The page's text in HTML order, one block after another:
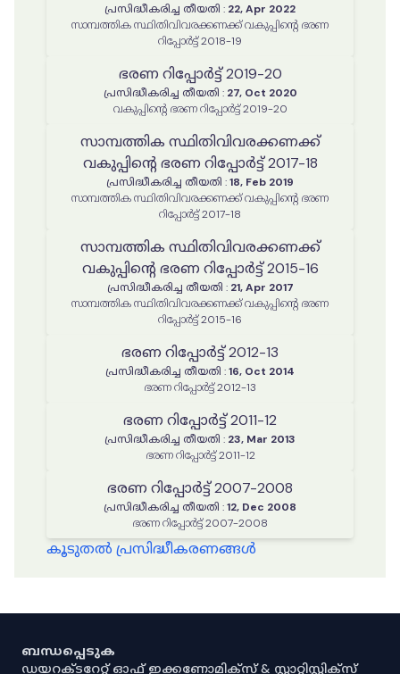
പ്രസിദ്ധീകരിച്ച തീയതി : 22, Apr 2022
സാമ്പത്തിക സ്ഥിതിവിവരക്കണക്ക് വകുപ്പിന്റെ ഭരണ
റിപ്പോർട്ട് 2018-19
ഭരണ റിപ്പോർട്ട് 2019-20
പ്രസിദ്ധീകരിച്ച തീയതി : 27, Oct 2020
വകുപ്പിന്റെ ഭരണ റിപ്പോർട്ട് 2019-20
സാമ്പത്തിക സ്ഥിതിവിവരക്കണക്ക്
വകുപ്പിന്റെ ഭരണ റിപ്പോർട്ട് 2017-18
പ്രസിദ്ധീകരിച്ച തീയതി :18, Feb 2019
സാമ്പത്തിക സ്ഥിതിവിവരക്കണക്ക് വകുപ്പിന്റെ ഭരണ
റിപ്പോർട്ട് 2017-18
സാമ്പത്തിക സ്ഥിതിവിവരക്കണക്ക്
വകുപ്പിന്റെ ഭരണ റിപ്പോർട്ട് 2015-16
പ്രസിദ്ധീകരിച്ച തീയതി : 21, Apr 2017
സാമ്പത്തിക സ്ഥിതിവിവരക്കണക്ക് വകുപ്പിന്റെ ഭരണ
റിപ്പോർട്ട് 2015-16
ഭരണ റിപ്പോർട്ട് 2012-13
പ്രസിദ്ധീകരിച്ച തീയതി :16, Oct 2014
ഭരണ റിപ്പോർട്ട് 2012-13
ഭരണ റിപ്പോർട്ട് 2011-12
പ്രസിദ്ധീകരിച്ച തീയതി : 23, Mar 2013
ഭരണ റിപ്പോർട്ട് 2011-12
ഭരണ റിപ്പോർട്ട് 2007-2008
പ്രസിദ്ധീകരിച്ച തീയതി :12, Dec 2008
ഭരണ റിപ്പോർട്ട് 2007-2008
കൂടുതൽ പ്രസിദ്ധീകരണങ്ങൾ
ബന്ധപ്പെടുക
ഡയറക്ടറേറ്റ് ഓഫ് ഇക്കണോമിക്സ് & സ്റ്റാറ്റിസ്റ്റിക്സ്